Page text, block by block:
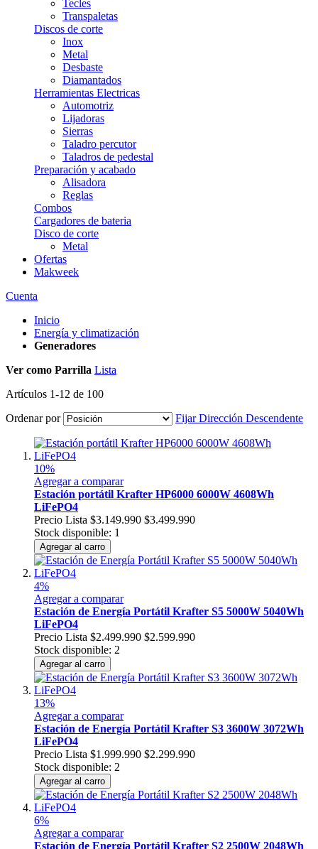
Tecles
Transpaletas
Discos de corte
Inox
Metal
Desbaste
Diamantados
Herramientas Electricas
Automotriz
Lijadoras
Sierras
Taladro percutor
Taladros de pedestal
Preparación y acabado
Alisadora
Reglas
Combos
Cargadores de bateria
Disco de corte
Metal
Ofertas
Makweek
Cuenta
Inicio
Energía y climatización
Generadores
Ver como Parrilla Lista
Artículos 1-12 de 100
Ordenar por
Fijar Dirección Descendente
10%
Agregar a comparar
Estación portátil Krafter HP6000 6000W 4608Wh
LiFePO4
Precio Lista $3.149.990 $3.499.990
Stock disponible: 1
Agregar al carro
4%
Agregar a comparar
Estación de Energía Portátil Krafter S5 5000W 5040Wh
LiFePO4
Precio Lista $2.499.990 $2.599.990
Stock disponible: 2
Agregar al carro
13%
Agregar a comparar
Estación de Energía Portátil Krafter S3 3600W 3072Wh
LiFePO4
Precio Lista $1.999.990 $2.299.990
Stock disponible: 2
Agregar al carro
6%
Agregar a comparar
Estación de Energía Portátil Krafter S2 2500W 2048Wh